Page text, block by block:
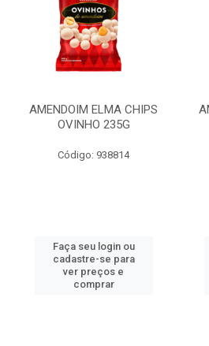
AMENDOIM ELMA CHIPS
OVINHO 235G
Código: 938814
Faça seu login ou
cadastre-se para
ver preços e
comprar